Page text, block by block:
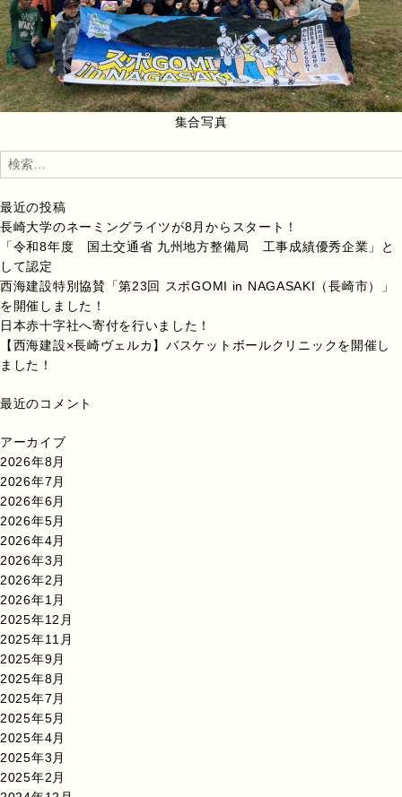
集合写真
検
索:
最近の投稿
長崎大学のネーミングライツが8月からスタート！
「令和8年度 国土交通省 九州地方整備局 工事成績優秀企業」と
して認定
西海建設特別協賛「第23回 スポGOMI in NAGASAKI（長崎市）」
を開催しました！
日本赤十字社へ寄付を行いました！
【西海建設×長崎ヴェルカ】バスケットボールクリニックを開催し
ました！
最近のコメント
アーカイブ
2026年8月
2026年7月
2026年6月
2026年5月
2026年4月
2026年3月
2026年2月
2026年1月
2025年12月
2025年11月
2025年9月
2025年8月
2025年7月
2025年5月
2025年4月
2025年3月
2025年2月